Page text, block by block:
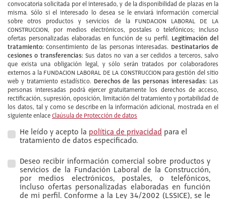
convocatoria solicitada por el interesado, y de la disponibilidad de plazas en la
misma. Sólo si el interesado lo desea se le enviará información comercial
sobre otros productos y servicios de la FUNDACION LABORAL DE LA
CONSTRUCCION, por medios electrónicos, postales o telefónicos; incluso
ofertas personalizadas elaboradas en función de su perfil. Legitimación del
tratamiento: Consentimiento de las personas interesadas. Destinatarios de
cesiones o transferencias: Sus datos no van a ser cedidos a terceros, salvo
que exista una obligación legal, y sólo serán tratados por colaboradores
externos a la FUNDACION LABORAL DE LA CONSTRUCCION para gestión del sitio
web y tratamiento estadístico. Derechos de las personas interesadas: Las
personas interesadas podrá ejercer gratuitamente los derechos de acceso,
rectificación, supresión, oposición, limitación del tratamiento y portabilidad de
los datos, tal y como se describe en la información adicional, mostrada en el
siguiente enlace Claúsula de Protección de datos
He leído y acepto la política de privacidad para el
tratamiento de datos especificado.
Deseo recibir información comercial sobre productos y
servicios de la Fundación Laboral de la Construcción,
por medios electrónicos, postales, o telefónicos,
incluso ofertas personalizadas elaboradas en función
de mi perfil. Conforme a la Ley 34/2002 (LSSICE), se le